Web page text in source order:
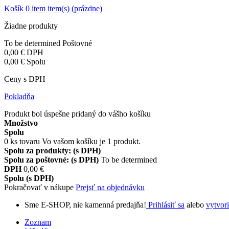
Košík 0 item item(s) (prázdne)
Žiadne produkty
To be determined Poštovné
0,00 € DPH
0,00 € Spolu
Ceny s DPH
Pokladňa
Produkt bol úspešne pridaný do vášho košíku
Množstvo
Spolu
0 ks tovaru Vo vašom košíku je 1 produkt.
Spolu za produkty: (s DPH)
Spolu za poštovné: (s DPH) To be determined
DPH 0,00 €
Spolu (s DPH)
Pokračovať v nákupe Prejsť na objednávku
Sme E-SHOP, nie kamenná predajňa! Prihlásiť sa alebo
Zoznam